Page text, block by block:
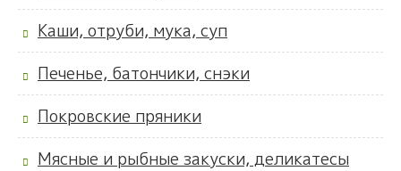
Каши, отруби, мука, суп
Печенье, батончики, снэки
Покровские пряники
Мясные и рыбные закуски, деликатесы